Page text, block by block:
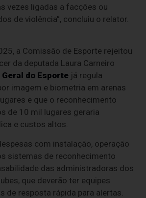
vezes ligadas a facções ou
de violência”, concluiu o relator.
a Comissão de Esporte rejeitou
da deputada Laura Carneiro
Geral do Esporte já regula
imagem e biometria em arenas
e que o reconhecimento
de 10 mil lugares geraria
e custos altos.
com instalação, operação
sistemas de reconhecimento
das administradoras dos
que deverão ter equipes
de resposta rápida para alertas.